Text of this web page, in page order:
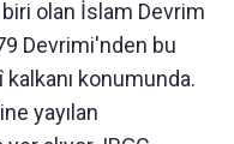
olan İslam Devrim
Devrimi'nden bu
konumunda.
yayılan